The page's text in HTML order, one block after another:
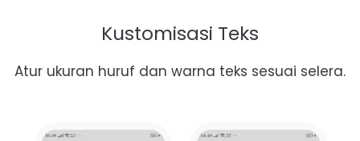
Kustomisasi Teks
Atur ukuran huruf dan warna teks sesuai selera.